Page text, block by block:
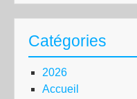
Catégories
2026
Accueil